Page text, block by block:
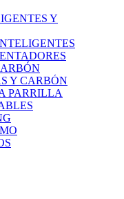
Y
Y CARBÓN
PARRILLA